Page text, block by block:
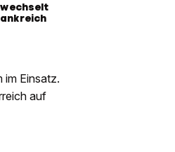
Einsatz.
auf